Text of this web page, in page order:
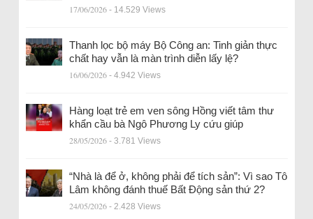
17/06/2026 - 14.529 Views
Thanh lọc bộ máy Bộ Công an: Tinh giản thực
chất hay vẫn là màn trình diễn lấy lệ?
16/06/2026 - 4.942 Views
Hàng loạt trẻ em ven sông Hồng viết tâm thư
khẩn cầu bà Ngô Phương Ly cứu giúp
28/05/2026 - 3.781 Views
“Nhà là để ở, không phải để tích sản”: Vì sao Tô
Lâm không đánh thuế Bất Động sản thứ 2?
24/05/2026 - 2.428 Views